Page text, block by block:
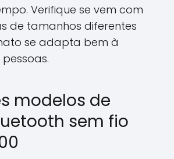
Verifique se vem com
de tamanhos diferentes
se adapta bem à
modelos de
sem fio